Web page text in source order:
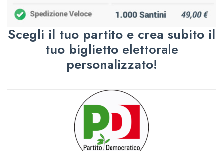
Scegli il tuo partito e crea subito il
tuo bigliettoelettorale
personalizzato!